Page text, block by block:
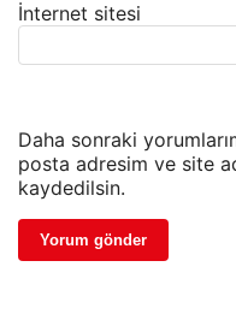
İnternet sitesi
Daha sonraki
posta adresim ve site
kaydedilsin.